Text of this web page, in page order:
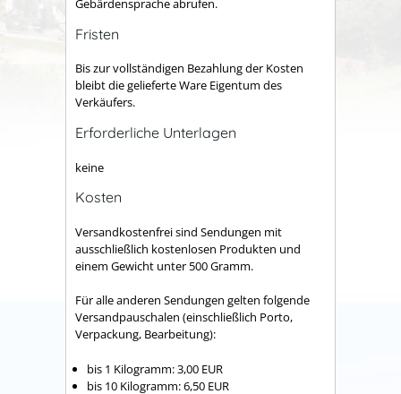
Gebärdensprache abrufen.
Fristen
Bis zur vollständigen Bezahlung der Kosten
bleibt die gelieferte Ware Eigentum des
Verkäufers.
Erforderliche Unterlagen
keine
Kosten
Versandkostenfrei sind Sendungen mit
ausschließlich kostenlosen Produkten und
einem Gewicht unter 500 Gramm.
Für alle anderen Sendungen gelten folgende
Versandpauschalen (einschließlich Porto,
Verpackung, Bearbeitung):
bis 1 Kilogramm: 3,00 EUR
bis 10 Kilogramm: 6,50 EUR